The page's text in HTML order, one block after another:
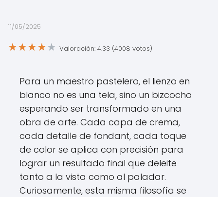
11/05/2025
★★★★★ Valoración: 4.33 (4008 votos)
Para un maestro pastelero, el lienzo en
blanco no es una tela, sino un bizcocho
esperando ser transformado en una
obra de arte. Cada capa de crema,
cada detalle de fondant, cada toque
de color se aplica con precisión para
lograr un resultado final que deleite
tanto a la vista como al paladar.
Curiosamente, esta misma filosofía se